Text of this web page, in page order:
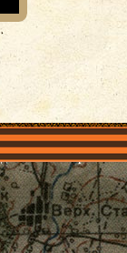
Проекты